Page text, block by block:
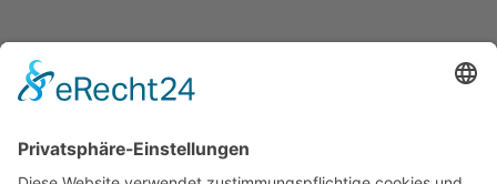
ÖFFNUNGSZEITEN
Montag: Nach telefonischer Vereinbarung
Dienstag: 10.00 – 17.00 Uhr